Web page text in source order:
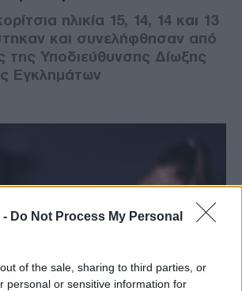
- Do Not Process My Personal
of the sale, sharing to third parties, or
personal or sensitive information for
ηλικία 15, 14, 14 και 13
και συνελήφθησαν από
της Υποδιεύθυνσης Δίωξης
Εγκλημάτων